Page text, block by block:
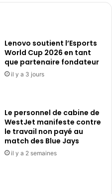
Lenovo soutient l’Esports
World Cup 2026 en tant
que partenaire fondateur
il y a 3 jours
Le personnel de cabine de
WestJet manifeste contre
le travail non payé au
match des Blue Jays
il y a 2 semaines